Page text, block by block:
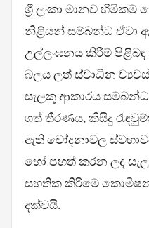
ශ්‍රී ලංකා මානව හිමිකම්
නිළියන් සම්බන්ධ ඒවා
උල්ලංඝනය කිරීම්
බලය ලත් ස්වාධීන
සැලකූ ආකාරය
ගත් තීරණය, කිසිදු
ඇති චෝදනාවල
හෝ පහත් කරන ලද
සහතික කිරීමේ
දක්වයි.